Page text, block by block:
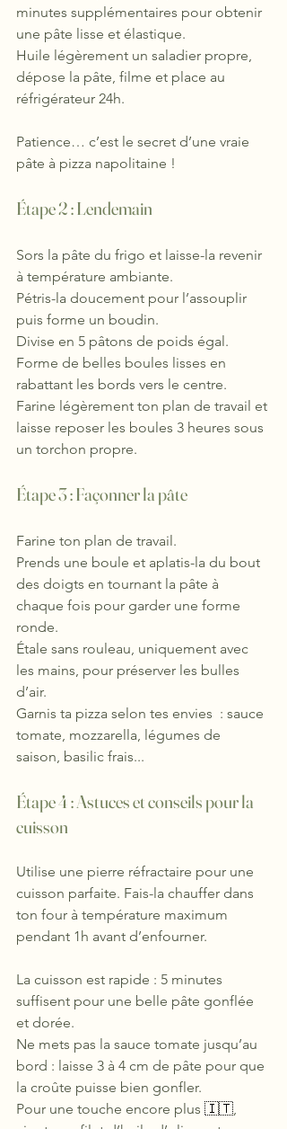
minutes supplémentaires pour obtenir
une pâte lisse et élastique.
Huile légèrement un saladier propre,
dépose la pâte, filme et place au
réfrigérateur 24h.
Patience… c’est le secret d’une vraie
pâte à pizza napolitaine !
Étape 2 : Lendemain
Sors la pâte du frigo et laisse-la revenir
à température ambiante.
Pétris-la doucement pour l’assouplir
puis forme un boudin.
Divise en 5 pâtons de poids égal.
Forme de belles boules lisses en
rabattant les bords vers le centre.
Farine légèrement ton plan de travail et
laisse reposer les boules 3 heures sous
un torchon propre.
Étape 3 : Façonner la pâte
Farine ton plan de travail.
Prends une boule et aplatis-la du bout
des doigts en tournant la pâte à
chaque fois pour garder une forme
ronde.
Étale sans rouleau, uniquement avec
les mains, pour préserver les bulles
d’air.
Garnis ta pizza selon tes envies  : sauce
tomate, mozzarella, légumes de
saison, basilic frais...
Étape 4 : Astuces et conseils pour la
cuisson
Utilise une pierre réfractaire pour une
cuisson parfaite. Fais-la chauffer dans
ton four à température maximum
pendant 1h avant d’enfourner.
La cuisson est rapide : 5 minutes
suffisent pour une belle pâte gonflée
et dorée.
Ne mets pas la sauce tomate jusqu’au
bord : laisse 3 à 4 cm de pâte pour que
la croûte puisse bien gonfler.
Pour une touche encore plus 🇮🇹